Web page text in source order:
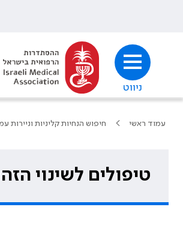
ניווט
עמוד ראשי חיפוש הנחיות קליניות
טיפולים לשינוי